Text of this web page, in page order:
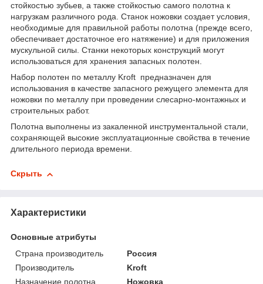
стойкостью зубьев, а также стойкостью самого полотна к
нагрузкам различного рода. Станок ножовки создает условия,
необходимые для правильной работы полотна (прежде всего,
обеспечивает достаточное его натяжение) и для приложения
мускульной силы. Станки некоторых конструкций могут
использоваться для хранения запасных полотен.
Набор полотен по металлу Kroft предназначен для
использования в качестве запасного режущего элемента для
ножовки по металлу при проведении слесарно-монтажных и
строительных работ.
Полотна выполнены из закаленной инструментальной стали,
сохраняющей высокие эксплуатационные свойства в течение
длительного периода времени.
Скрыть
Характеристики
Основные атрибуты
Страна производитель
Россия
Производитель
Kroft
Назначение полотна
Ножовка